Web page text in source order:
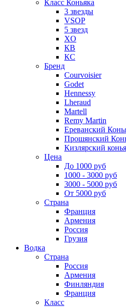
Класс Коньяка
3 звезды
VSOP
5 звезд
XO
КВ
КС
Бренд
Courvoisier
Godet
Hennessy
Lheraud
Martell
Remy Martin
Ереванский
Прошянский
Кизлярский
Цена
До 1000 руб
1000 - 3000 руб
3000 - 5000 руб
От 5000 руб
Страна
Франция
Армения
Россия
Грузия
Водка
Страна
Россия
Армения
Финляндия
Франция
Класс